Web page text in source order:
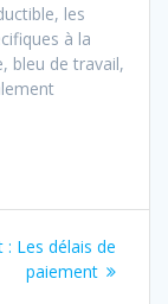
les
à la
bleu de travail,
: Article
suivant
Les délais de
paiement